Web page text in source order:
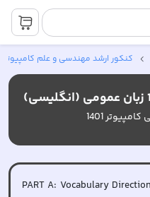
کنکور ارشد مهندسی و علم کامپیوتر
1401
PART A: Vocabulary